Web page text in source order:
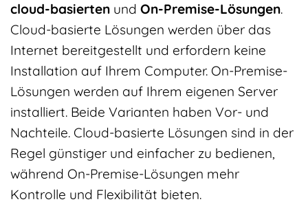
cloud-basierten und On-Premise-Lösungen.
Cloud-basierte Lösungen werden über das
Internet bereitgestellt und erfordern keine
Installation auf Ihrem Computer. On-Premise-
Lösungen werden auf Ihrem eigenen Server
installiert. Beide Varianten haben Vor- und
Nachteile. Cloud-basierte Lösungen sind in der
Regel günstiger und einfacher zu bedienen,
während On-Premise-Lösungen mehr
Kontrolle und Flexibilität bieten.